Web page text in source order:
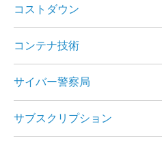
コストダウン
コンテナ技術
サイバー警察局
サブスクリプション